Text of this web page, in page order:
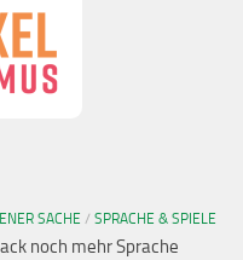
SACHE / SPRACHE & SPIELE
noch mehr Sprache